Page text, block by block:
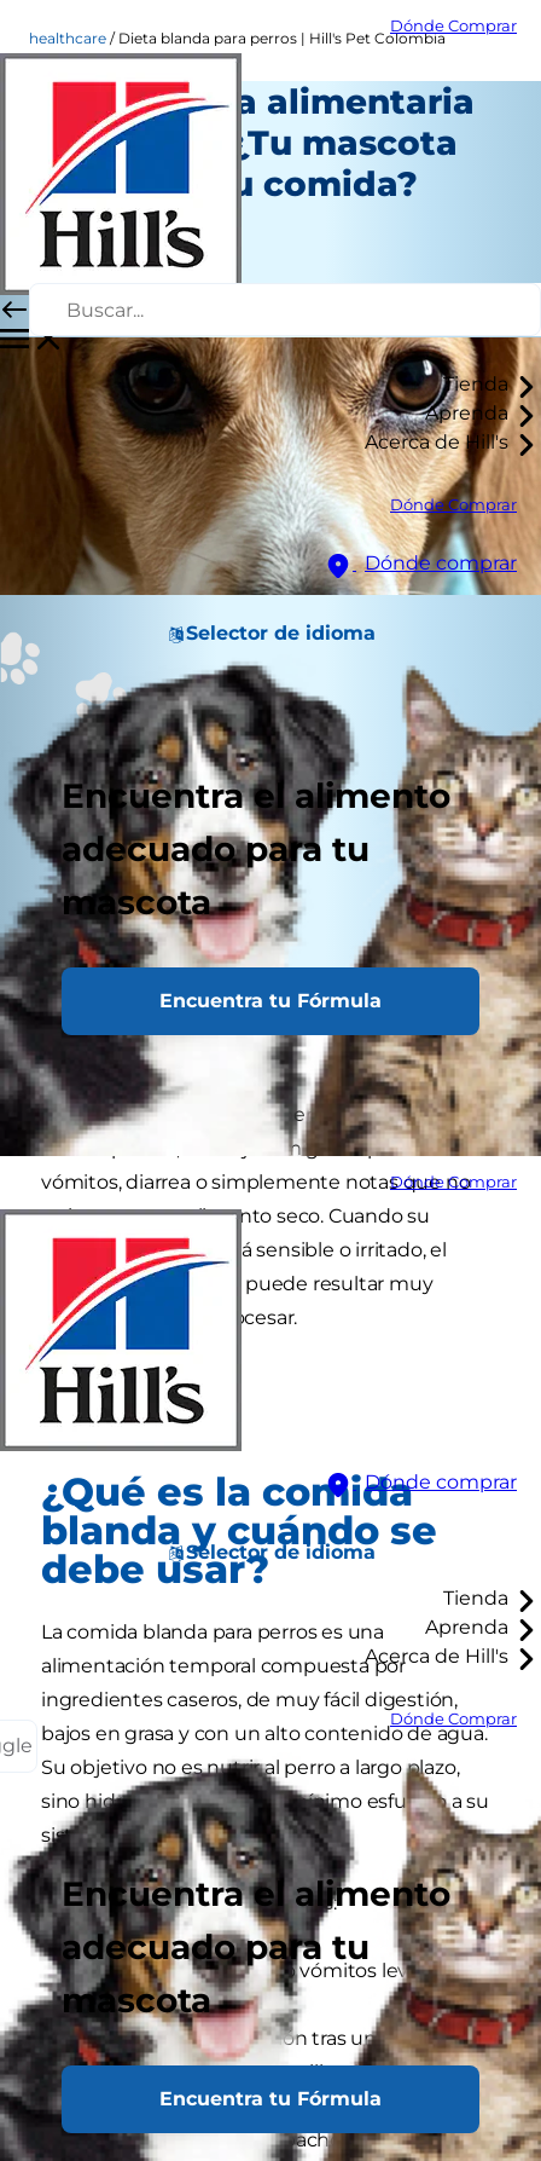
Dónde Comprar
Tienda
Aprenda
Acerca de Hill's
Dónde Comprar
Dónde comprar
Selector de idioma
Encuentra el alimento
adecuado para tu
mascota
Encuentra tu Fórmula
Dónde Comprar
Dónde comprar
Selector de idioma
Tienda
Aprenda
Acerca de Hill's
Dónde Comprar
Encuentra el alimento
adecuado para tu
mascota
Encuentra tu Fórmula
healthcare Dieta blanda para perros | Hill's Pet Colombia
Intolerancia alimentaria
en perros: ¿Tu mascota
no tolera su comida?
Salud
Autor del personal
|
Junio 09, 2026
Cualquiera que tenga un perro ha pasado por
eso: de pronto, tu mejor amigo empieza con
vómitos, diarrea o simplemente notas que no
quiere tocar su alimento seco. Cuando su
sistema digestivo está sensible o irritado, el
alimento balanceado puede resultar muy
pesado y difícil de procesar.
¿Qué es la comida
blanda y cuándo se
debe usar?
La comida blanda para perros es una
alimentación temporal compuesta por
ingredientes caseros, de muy fácil digestión,
bajos en grasa y con un alto contenido de agua.
Su objetivo no es nutrir al perro a largo plazo,
sino hidratarlo y exigirle el mínimo esfuerzo a su
sistema gastrointestinal.
Es ideal en los siguientes casos:
Episodios de diarrea o vómitos leves.
Perros en recuperación tras una cirugía
(especialmente la esterilización).
Gastroenteritis o empachos por comer algo